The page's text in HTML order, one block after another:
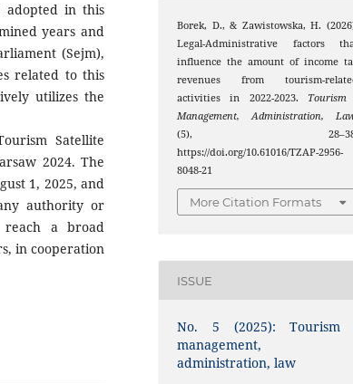
adopted in this
years and
(Sejm),
related to this
utilizes the
Satellite
2024. The
1, 2025, and
authority or
a broad
in cooperation
Borek, D., & Zawistowska, H.
Legal-Administrative factors
influence the amount of income
revenues from tourism-
activities in 2022-2023.
Management, Administration,
(5),
https://doi.org/10.61016/TZAP-2956-
8048-21
More Citation Formats
ISSUE
No. 5 (2025): Tourism
management,
administration, law